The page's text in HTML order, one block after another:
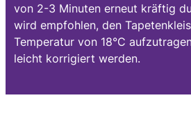
von 2-3 Minuten erneut kräftig
wird empfohlen, den
Temperatur von 18°C
leicht korrigiert werden.